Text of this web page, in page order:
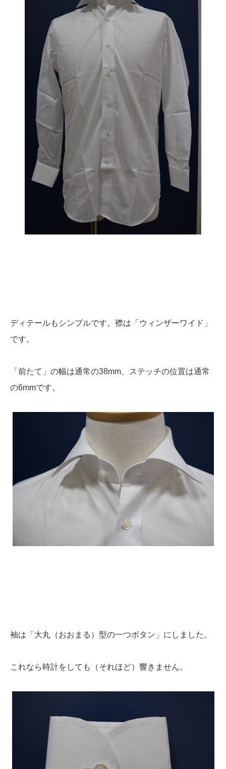
ディテールもシンプルです。襟は「ウィンザーワイド」
です。
「前たて」の幅は通常の38mm、ステッチの位置は通常
の6mmです。
袖は「大丸（おおまる）型の一つボタン」にしました。
これなら時計をしても（それほど）響きません。